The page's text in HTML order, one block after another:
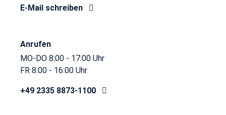
E-Mail schreiben
Anrufen
MO-DO 8:00 - 17:00 Uhr
FR 8:00 - 16:00 Uhr
+49 2335 8873-1100